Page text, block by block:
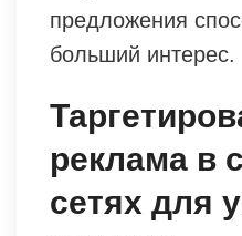
предложения
больший интерес.
реклама в
сетях для